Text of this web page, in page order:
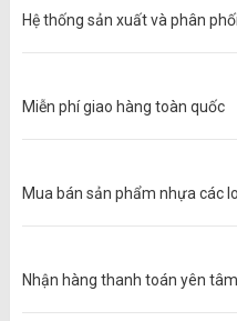
Hệ thống sản xuất và phân
Miễn phí giao hàng toàn quốc
Mua bán sản phẩm nhựa các
Nhận hàng thanh toán yên